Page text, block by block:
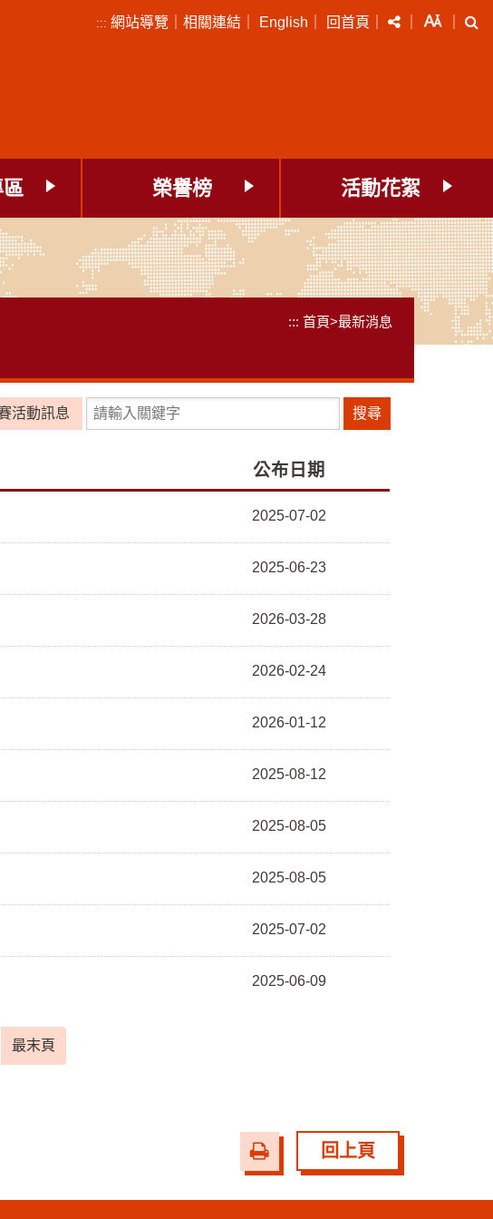
::: 網站導覽 相關連結 English 回首頁 分享 字級
榮譽榜 活動花絮
::: 首頁>最新消息
活動訊息 請輸入關鍵字
公布日期
2025-07-02
2025-06-23
2026-03-28
2026-02-24
2026-01-12
2025-08-12
2025-08-05
2025-08-05
2025-07-02
2025-06-09
最末頁
友
善
回上頁